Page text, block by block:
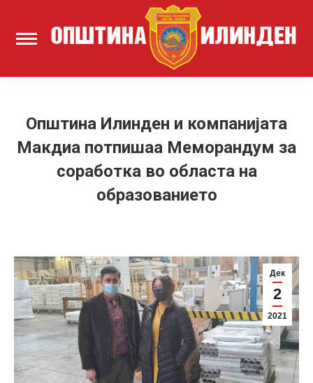
Општина Илинден и компанијата
Макдиа потпишаа Меморандум за
соработка во областа на
образованието
Дек
2
2021